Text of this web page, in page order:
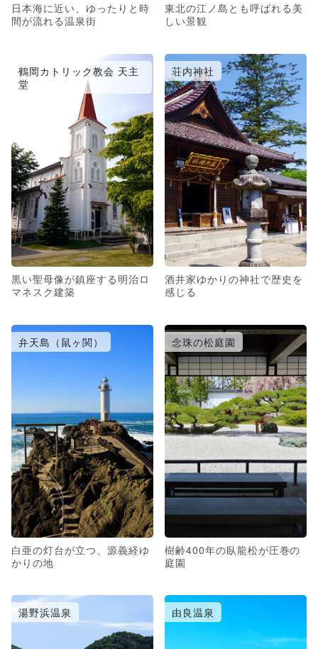
日本海に近い、ゆったりと時
間が流れる温泉街
東北の江ノ島とも呼ばれる美
しい景観
鶴岡カトリック教会 天主
堂
黒い聖母像が鎮座する明治ロ
マネスク建築
荘内神社
酒井家ゆかりの神社で歴史を
感じる
弁天島（鼠ヶ関）
白亜の灯台が立つ、源義経ゆ
かりの地
念珠の松庭園
樹齢400年の臥龍松が圧巻の
庭園
湯野浜温泉 由良温泉